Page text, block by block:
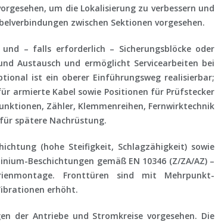
um die Lokalisierung zu verbessern und
zwischen Sektionen vorgesehen.
– falls erforderlich – Sicherungsblöcke oder
Austausch und ermöglicht Servicearbeiten bei
ist ein oberer Einführungsweg realisierbar;
armierte Kabel sowie Positionen für Prüfstecker
Zähler, Klemmenreihen, Fernwirktechnik
spätere Nachrüstung.
(hohe Steifigkeit, Schlagzähigkeit) sowie
Beschichtungen gemäß EN 10346 (Z/ZA/AZ) –
Fronttüren sind mit Mehrpunkt-
erhöht.
der Antriebe und Stromkreise vorgesehen. Die